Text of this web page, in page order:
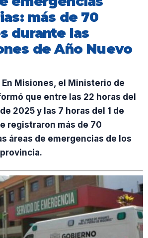
más de 70
durante las
de Año Nuevo
En Misiones, el Ministerio de
que entre las 22 horas del
2025 y las 7 horas del 1 de
registraron más de 70
áreas de emergencias de los